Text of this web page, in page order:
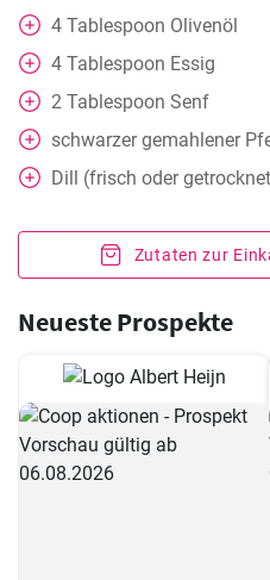
4 Tablespoon Olivenöl
4 Tablespoon Essig
2 Tablespoon Senf
schwarzer gemahlener
Dill (frisch oder
Zutaten zur
Neueste Prospekte